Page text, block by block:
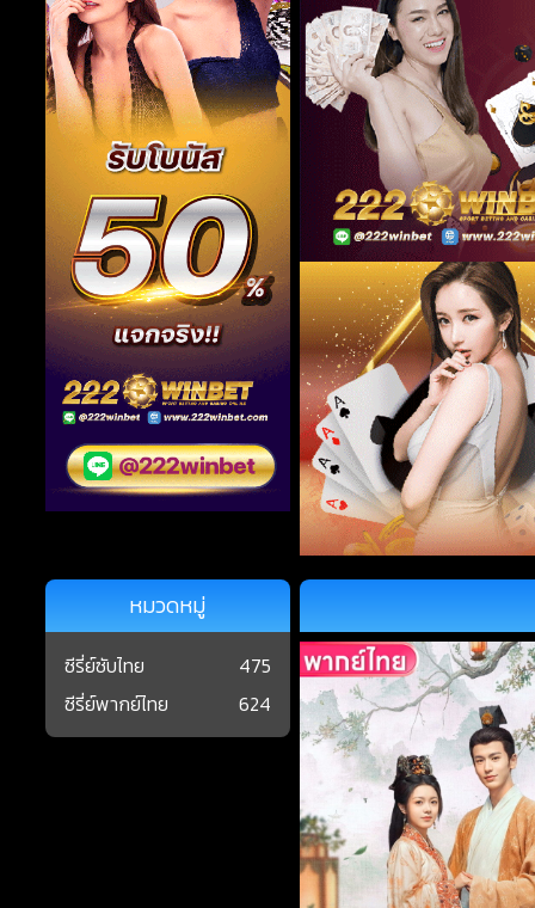
หมวดหมู่
ซีรี่ย์ซับไทย
475
ซีรี่ย์พากย์ไทย
624